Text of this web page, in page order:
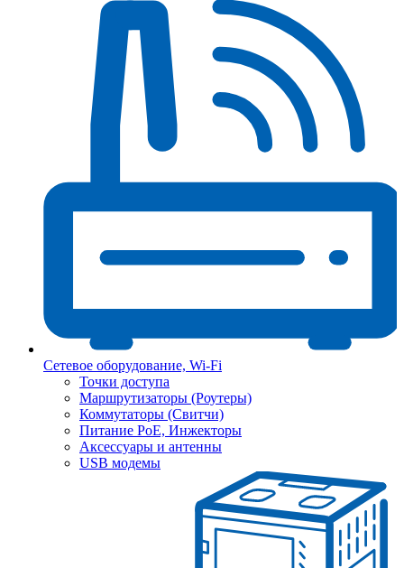
Сетевое оборудование, Wi-Fi
Точки доступа
Маршрутизаторы (Роутеры)
Коммутаторы (Свитчи)
Питание PoE, Инжекторы
Аксессуары и антенны
USB модемы